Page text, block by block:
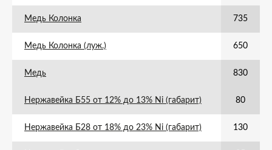
Медь Колонка 735
Медь Колонка (луж.) 650
Медь 830
Нержавейка Б55 от 12% до 13% Ni (габарит) 80
Нержавейка Б28 от 18% до 23% Ni (габарит) 130